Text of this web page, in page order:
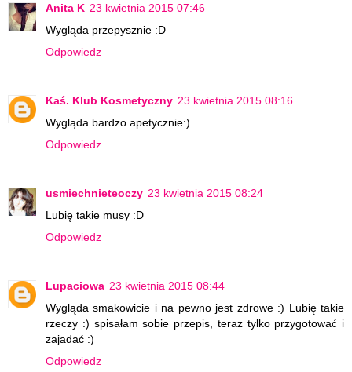
Anita K 23 kwietnia 2015 07:46
Wygląda przepysznie :D
Odpowiedz
Kaś. Klub Kosmetyczny 23 kwietnia 2015 08:16
Wygląda bardzo apetycznie:)
Odpowiedz
usmiechnieteoczy 23 kwietnia 2015 08:24
Lubię takie musy :D
Odpowiedz
Lupaciowa 23 kwietnia 2015 08:44
Wygląda smakowicie i na pewno jest zdrowe :) Lubię takie
rzeczy :) spisałam sobie przepis, teraz tylko przygotować i
zajadać :)
Odpowiedz